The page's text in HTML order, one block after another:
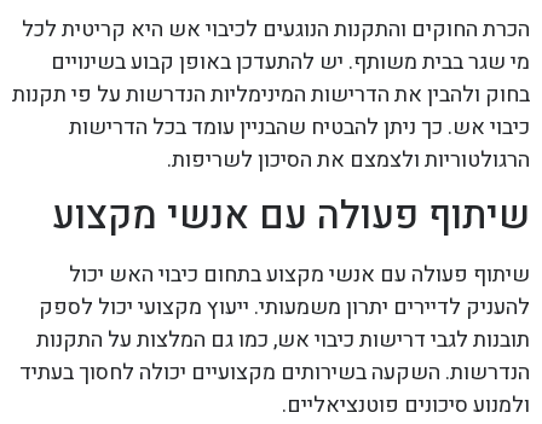
הכרת החוקים והתקנות הנוגעים לכיבוי אש היא קריטית לכל
מי שגר בבית משותף. יש להתעדכן באופן קבוע בשינויים
בחוק ולהבין את הדרישות המינימליות הנדרשות על פי תקנות
כיבוי אש. כך ניתן להבטיח שהבניין עומד בכל הדרישות
הרגולטוריות ולצמצם את הסיכון לשריפות.
שיתוף פעולה עם אנשי מקצוע
שיתוף פעולה עם אנשי מקצוע בתחום כיבוי האש יכול
להעניק לדיירים יתרון משמעותי. ייעוץ מקצועי יכול לספק
תובנות לגבי דרישות כיבוי אש, כמו גם המלצות על התקנות
הנדרשות. השקעה בשירותים מקצועיים יכולה לחסוך בעתיד
ולמנוע סיכונים פוטנציאליים.